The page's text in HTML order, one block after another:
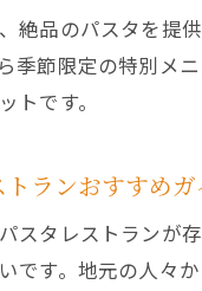
絶品のパスタを提
季節限定の特別メ
トです。
ランおすすめガ
スタレストランが
です。地元の人々